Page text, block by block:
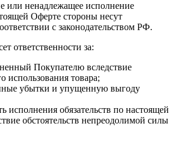
или ненадлежащее исполнение
Оферте стороны несут
с законодательством РФ.
ответственности за:
Покупателю вследствие
использования товара;
убытки и упущенную выгоду
исполнения обязательств по настоящей
обстоятельств непреодолимой силы